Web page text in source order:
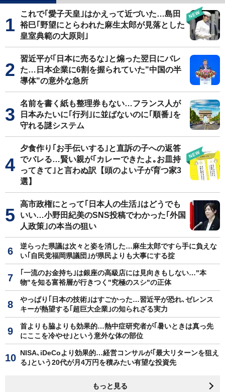
これで｢愛子天皇｣はかえって近づいた…島田
裕巳｢野望にとらわれた麻生太郎が見落とした
皇室典範の大原則｣
習近平が｢日本に売るな｣と煽った翌日にバレ
た…日本企業に6割を握られていた"中国の半
導体"の意外な急所
名前を書く紙も整理券もない…フランス人が
日本みたいに｢行列｣に並ばないのに｢順番｣を
守れる謎システム
夕食作り｢お手伝いする｣と直訴の子への返答
でバレる…賢い親が｢カレーできたよ｡お皿持
ってきて｣と言わぬ訳【頭のよい子が育つ家3
選】
高市政権にとって｢日本人の生活｣はどうでも
いい…小野田紀美のSNS投稿でわかった｢外国
人政策｣の本当の狙い
逆らった県議は次々と姿を消した…麻生太郎ですら手に負えな
い｢自民党福岡県議団｣が県民よりも大事にする掟
｢一流のお金持ち｣は銀座の高級店には見向きもしない…"本
物"を知る富裕層が行きつく"究極のスシ"の正体
やっぱり｢日本の技術｣はすごかった…習近平が恐れ､ゼレンス
キーが熱望する｢超巨大企業｣の知られざる実力
首よりも脇よりも効果的…熱中症研究者が｢暑いときは真っ先
にここを冷やせ｣という意外な体の部位
NISA､iDeCoより効果的…経営コンサルが｢最大リターンを狙え
る｣という20代が月4万円を積みたい有望な投資先
もっと見る